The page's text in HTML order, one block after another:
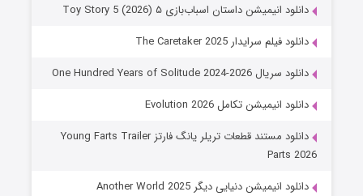
دانلود انیمیشن داستان اسباب‌بازی ۵ Toy Story 5 (2026)
دانلود فیلم سرایدار The Caretaker 2025
دانلود سریال One Hundred Years of Solitude 2024-2026
دانلود انیمیشن تکامل Evolution 2026
دانلود مستند قطعات تریلر یانگ فارتز Young Farts Trailer
Parts 2026
دانلود انیمیشن دنیایی دیگر Another World 2025